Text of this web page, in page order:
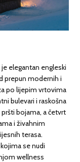
elegantan engleski
prepun modernih i
po lijepim vrtovima
bulevari i raskošna
bojama, a četvrt
i živahnim
terasa.
se nudi
wellness